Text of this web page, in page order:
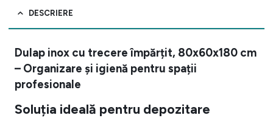
DESCRIERE
Dulap inox cu trecere împărțit, 80x60x180 cm
– Organizare și igienă pentru spații
profesionale
Soluția ideală pentru depozitare